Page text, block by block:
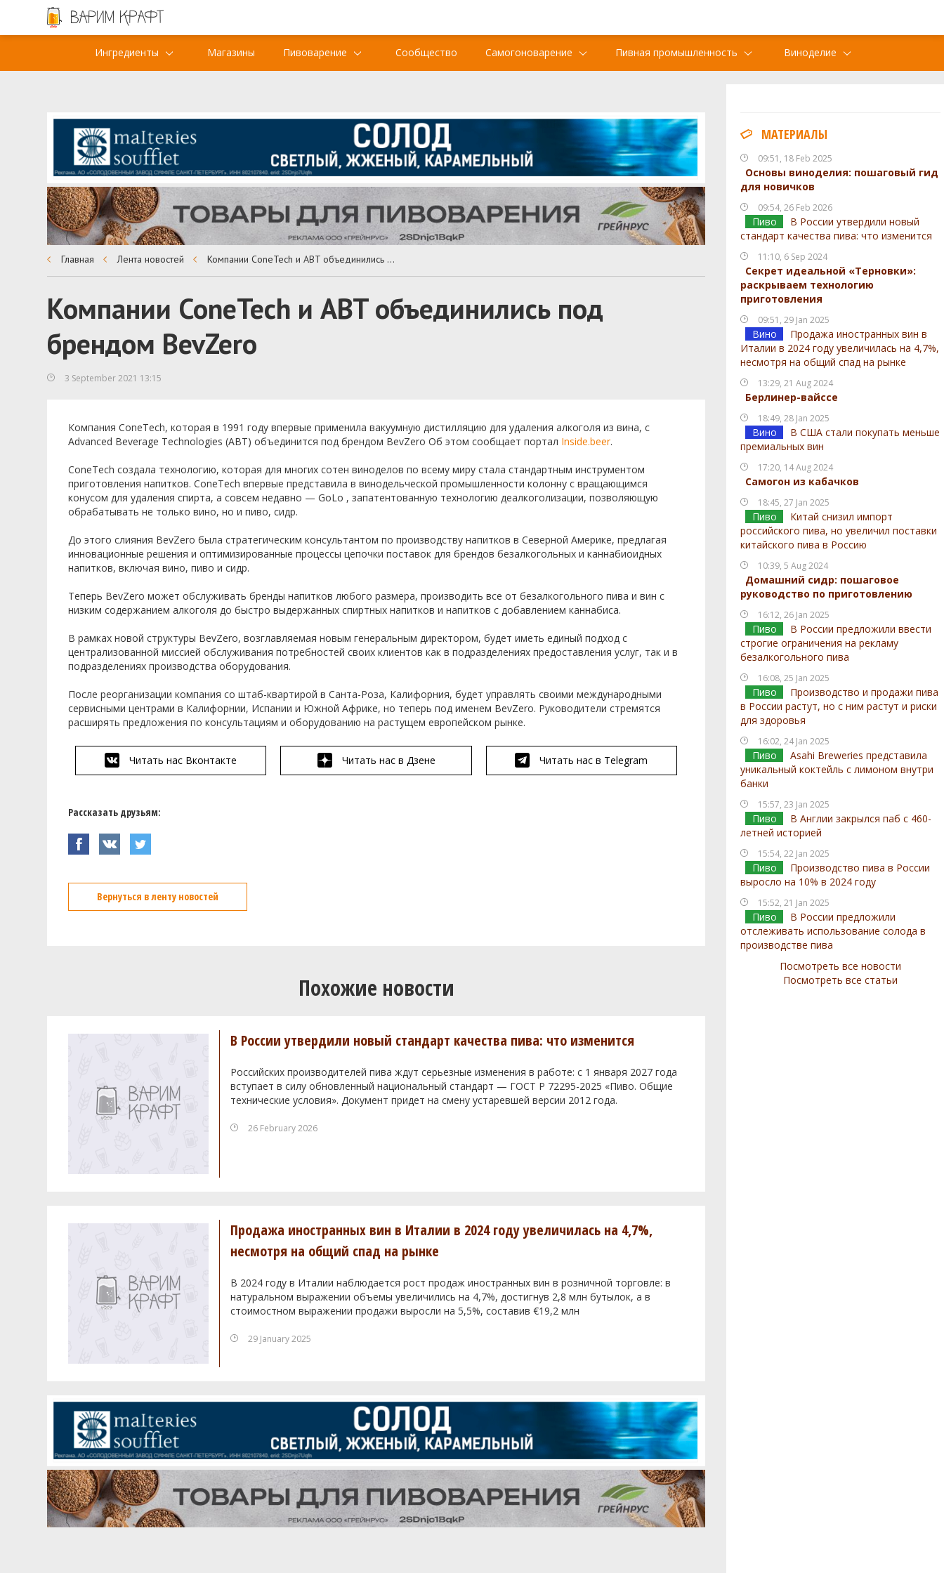
Ингредиенты Магазины Пивоварение Сообщество Самогоноварение Пивная промышленность Виноделие
МАТЕРИАЛЫ
09:51, 18 Feb 2025
Основы виноделия: пошаговый гид
для новичков
09:54, 26 Feb 2026
Пиво
В России утвердили новый
стандарт качества пива: что изменится
11:10, 6 Sep 2024
Секрет идеальной «Терновки»:
раскрываем технологию
приготовления
09:51, 29 Jan 2025
Вино
Продажа иностранных вин в
Италии в 2024 году увеличилась на 4,7%,
несмотря на общий спад на рынке
13:29, 21 Aug 2024
Берлинер-вайссе
18:49, 28 Jan 2025
Вино
В США стали покупать меньше
премиальных вин
17:20, 14 Aug 2024
Самогон из кабачков
18:45, 27 Jan 2025
Пиво
Китай снизил импорт
российского пива, но увеличил поставки
китайского пива в Россию
10:39, 5 Aug 2024
Домашний сидр: пошаговое
руководство по приготовлению
16:12, 26 Jan 2025
Пиво
В России предложили ввести
строгие ограничения на рекламу
безалкогольного пива
16:08, 25 Jan 2025
Пиво
Производство и продажи пива
в России растут, но с ним растут и риски
для здоровья
16:02, 24 Jan 2025
Пиво
Asahi Breweries представила
уникальный коктейль с лимоном внутри
банки
15:57, 23 Jan 2025
Пиво
В Англии закрылся паб с 460-
летней историей
15:54, 22 Jan 2025
Пиво
Производство пива в России
выросло на 10% в 2024 году
15:52, 21 Jan 2025
Пиво
В России предложили
отслеживать использование солода в
производстве пива
Посмотреть все новости
Посмотреть все статьи
Главная Лента новостей Компании ConeTech и ABT объединились под брендом BevZero
Компании ConeTech и ABT объединились под
брендом BevZero
3 September 2021 13:15
Компания ConeTech, которая в 1991 году впервые применила вакуумную дистилляцию для удаления алкоголя из вина, с
Advanced Beverage Technologies (ABT) объединится под брендом BevZero Об этом сообщает портал Inside.beer.
ConeTech создала технологию, которая для многих сотен виноделов по всему миру стала стандартным инструментом
приготовления напитков. ConeTech впервые представила в винодельческой промышленности колонну с вращающимся
конусом для удаления спирта, а совсем недавно — GoLo , запатентованную технологию деалкоголизации, позволяющую
обрабатывать не только вино, но и пиво, сидр.
До этого слияния BevZero была стратегическим консультантом по производству напитков в Северной Америке, предлагая
инновационные решения и оптимизированные процессы цепочки поставок для брендов безалкогольных и каннабиоидных
напитков, включая вино, пиво и сидр.
Теперь BevZero может обслуживать бренды напитков любого размера, производить все от безалкогольного пива и вин с
низким содержанием алкоголя до быстро выдержанных спиртных напитков и напитков с добавлением каннабиса.
В рамках новой структуры BevZero, возглавляемая новым генеральным директором, будет иметь единый подход с
централизованной миссией обслуживания потребностей своих клиентов как в подразделениях предоставления услуг, так и в
подразделениях производства оборудования.
После реорганизации компания со штаб-квартирой в Санта-Роза, Калифорния, будет управлять своими международными
сервисными центрами в Калифорнии, Испании и Южной Африке, но теперь под именем BevZero. Руководители стремятся
расширять предложения по консультациям и оборудованию на растущем европейском рынке.
Читать нас Вконтакте Читать нас в Дзене Читать нас в Telegram
Рассказать друзьям:
Вернуться в ленту новостей
Похожие новости
В России утвердили новый стандарт качества пива: что изменится
Российских производителей пива ждут серьезные изменения в работе: с 1 января 2027 года
вступает в силу обновленный национальный стандарт — ГОСТ Р 72295-2025 «Пиво. Общие
технические условия». Документ придет на смену устаревшей версии 2012 года.
26 February 2026
Продажа иностранных вин в Италии в 2024 году увеличилась на 4,7%,
несмотря на общий спад на рынке
В 2024 году в Италии наблюдается рост продаж иностранных вин в розничной торговле: в
натуральном выражении объемы увеличились на 4,7%, достигнув 2,8 млн бутылок, а в
стоимостном выражении продажи выросли на 5,5%, составив €19,2 млн
29 January 2025